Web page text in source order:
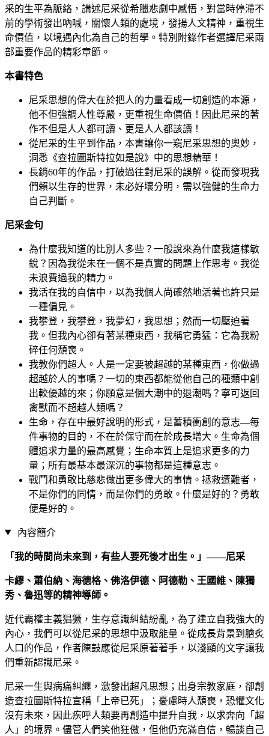
采的生平為脈絡，講述尼采從希臘悲劇中感悟，對當時停滯不
前的學術發出吶喊，關懷人類的處境，發揚人文精神，重視生
命價值，以境遇內化為自己的哲學。特別附錄作者選譯尼采兩
部重要作品的精彩章節。
本書特色
尼采思想的偉大在於把人的力量看成一切創造的本源，
他不但強調人性尊嚴，更重視生命價值！因此尼采的著
作不但是人人都可讀、更是人人都該讀！
從尼采的生平到作品，本書讓你一窺尼采思想的奧妙，
洞悉《查拉圖斯特拉如是說》中的思想精華！
長銷60年的作品，打破過往對尼采的誤解。從而發現我
們賴以生存的世界，未必好壞分明，需以強健的生命力
自己判斷。
尼采金句
為什麼我知道的比別人多些？一般說來為什麼我這樣敏
銳？因為我從未在一個不是真實的問題上作思考。我從
未浪費過我的精力。
我活在我的自信中，以為我個人尚確然地活著也許只是
一種偏見。
我攀登，我攀登，我夢幻，我思想；然而一切壓迫著
我。但我內心卻有著某種東西，我稱它勇猛：它為我粉
碎任何頹喪。
我教你們超人。人是一定要被超越的某種東西，你做過
超越於人的事嗎？一切的東西都能從他自己的種類中創
出較優越的來；你願意是個大潮中的退潮嗎？寧可返回
禽獸而不超越人類嗎？
生命，存在中最好說明的形式，是蓄積衝創的意志—每
件事物的目的，不在於保守而在於成長增大。生命為個
體追求力量的最高感覺；生命本質上是追求更多的力
量；所有最基本最深沉的事物都是這種意志。
戰鬥和勇敢比慈悲做出更多偉大的事情。拯救遭難者，
不是你們的同情，而是你們的勇敢。什麼是好的？勇敢
便是好的。
內容簡介
「我的時間尚未來到，有些人要死後才出生。」——尼采
卡繆、蕭伯納、海德格、佛洛伊德、阿德勒、王國維、陳獨
秀、魯迅等的精神導師。
近代霸權主義猖獗，生存意識糾結紛亂，為了建立自我強大的
內心，我們可以從尼采的思想中汲取能量。從成長背景到膾炙
人口的作品，作者陳鼓應從尼采原著著手，以淺顯的文字讓我
們重新認識尼采。
尼采一生與病痛糾纏，激發出超凡思想；出身宗教家庭，卻創
造查拉圖斯特拉宣稱「上帝已死」；憂慮時人頹喪，恐懼文化
沒有未來，因此疾呼人類要再創造中提升自我，以求奔向「超
人」的境界。儘管人們笑他狂傲，但他仍充滿自信，暢談自己